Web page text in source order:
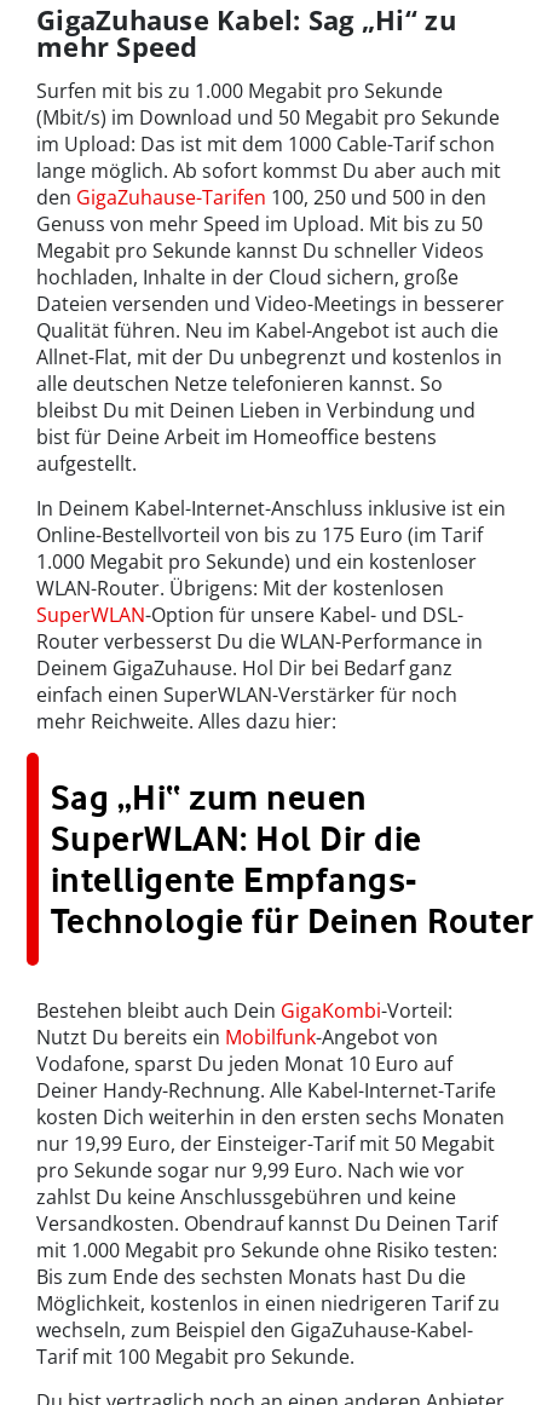
GigaZuhause Kabel: Sag „Hi“ zu
mehr Speed
Surfen mit bis zu 1.000 Megabit pro Sekunde
(Mbit/s) im Download und 50 Megabit pro Sekunde
im Upload: Das ist mit dem 1000 Cable-Tarif schon
lange möglich. Ab sofort kommst Du aber auch mit
den GigaZuhause-Tarifen 100, 250 und 500 in den
Genuss von mehr Speed im Upload. Mit bis zu 50
Megabit pro Sekunde kannst Du schneller Videos
hochladen, Inhalte in der Cloud sichern, große
Dateien versenden und Video-Meetings in besserer
Qualität führen. Neu im Kabel-Angebot ist auch die
Allnet-Flat, mit der Du unbegrenzt und kostenlos in
alle deutschen Netze telefonieren kannst. So
bleibst Du mit Deinen Lieben in Verbindung und
bist für Deine Arbeit im Homeoffice bestens
aufgestellt.
In Deinem Kabel-Internet-Anschluss inklusive ist ein
Online-Bestellvorteil von bis zu 175 Euro (im Tarif
1.000 Megabit pro Sekunde) und ein kostenloser
WLAN-Router. Übrigens: Mit der kostenlosen
SuperWLAN-Option für unsere Kabel- und DSL-
Router verbesserst Du die WLAN-Performance in
Deinem GigaZuhause. Hol Dir bei Bedarf ganz
einfach einen SuperWLAN-Verstärker für noch
mehr Reichweite. Alles dazu hier:
Sag „Hi“ zum neuen
SuperWLAN: Hol Dir die
intelligente Empfangs-
Technologie für Deinen Router
Bestehen bleibt auch Dein GigaKombi-Vorteil:
Nutzt Du bereits ein Mobilfunk-Angebot von
Vodafone, sparst Du jeden Monat 10 Euro auf
Deiner Handy-Rechnung. Alle Kabel-Internet-Tarife
kosten Dich weiterhin in den ersten sechs Monaten
nur 19,99 Euro, der Einsteiger-Tarif mit 50 Megabit
pro Sekunde sogar nur 9,99 Euro. Nach wie vor
zahlst Du keine Anschlussgebühren und keine
Versandkosten. Obendrauf kannst Du Deinen Tarif
mit 1.000 Megabit pro Sekunde ohne Risiko testen:
Bis zum Ende des sechsten Monats hast Du die
Möglichkeit, kostenlos in einen niedrigeren Tarif zu
wechseln, zum Beispiel den GigaZuhause-Kabel-
Tarif mit 100 Megabit pro Sekunde.